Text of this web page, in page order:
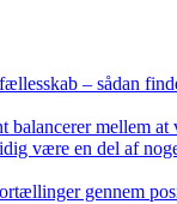
– sådan
balancerer mellem
være en del af
gennem